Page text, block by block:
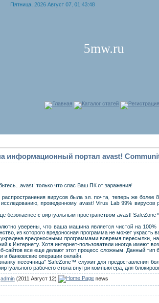
Пятница, 2026 Август 07, 01:43:48
5mw.ru
Главная Каталог статей Регистрация
информационный портал avast!
только что спас Ваш ПК от заражения!
вирусов была эл. почта, теперь же более
проведенному avast! Virus Lab 99%
безопаснее с виртуальным пространством avast!
уверены, что ваша машина является чистой на
из которого вредоносная программа не может украсть
вредоносными программами вовремя пересылки,
к Интернету. Хотя интернет-пользователи иногда имеют
сайтов все еще делают этот процесс сложным. Данный тип
и банковские операции онлайн.
песочница" SafeZone™ служит для предоставления
рабочего стола внутри компьютера, для
admin (2011 Август 12) news